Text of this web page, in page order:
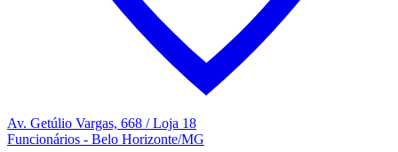
Av. Getúlio Vargas, 668 / Loja 18
Funcionários - Belo Horizonte/MG